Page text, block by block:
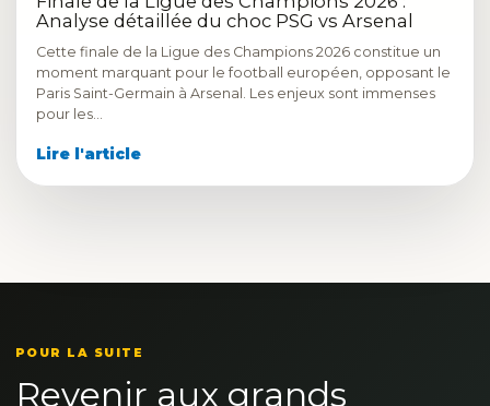
Analyse détaillée du choc PSG vs Arsenal
Cette finale de la Ligue des Champions 2026 constitue un
moment marquant pour le football européen, opposant le
Paris Saint-Germain à Arsenal. Les enjeux sont immenses
pour les…
Lire l'article
POUR LA SUITE
Revenir aux grands